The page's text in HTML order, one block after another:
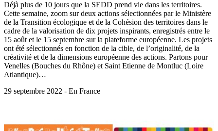
Déjà plus de 10 jours que la SEDD prend vie dans les territoires.
Cette semaine, zoom sur deux actions sélectionnées par le Ministère
de la Transition écologique et de la Cohésion des territoires dans le
cadre de la valorisation de dix projets inspirants, enregistrés entre le
15 août et le 15 septembre sur la plateforme européenne. Les projets
ont été sélectionnés en fonction de la cible, de l’originalité, de la
créativité et de la dimensions européenne des actions. Partons pour
Venelles (Bouches du Rhône) et Saint Etienne de Montluc (Loire
Atlantique)…
29 septembre 2022 - En France